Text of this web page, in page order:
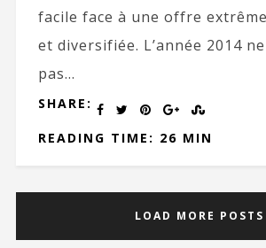
facile face à une offre
et diversifiée. L’année 2014
pas...
SHARE:
READING TIME: 26 MIN
LOAD MORE POSTS